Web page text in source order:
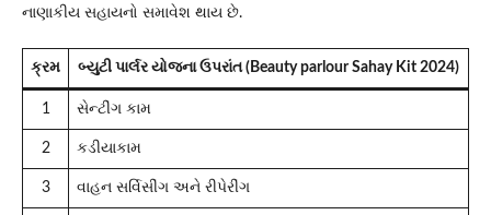
નાણાકીય સહાયનો સમાવેશ થાય છે.
ક્રમ બ્યુટી પાર્લર યોજના ઉપરાંત (Beauty parlour Sahay Kit 2024)
1 સેન્ટીંગ કામ
2 કડીયાકામ
3 વાહન સર્વિસીંગ અને રીપેરીંગ